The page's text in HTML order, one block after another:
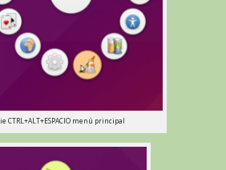
CTRL+ALT+ESPACIO menú principal